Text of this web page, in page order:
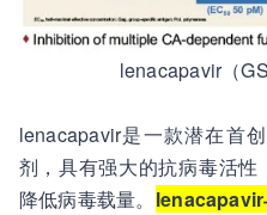
lenacapavir（
lenacapavir是一款潜在首
剂，具有强大的抗病毒活
降低病毒载量。 lenacapavir